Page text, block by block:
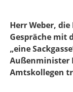
Herr Weber,
Gespräche mit
„eine
Außenminister
Amtskollegen